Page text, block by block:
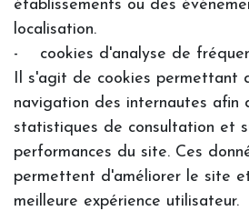
établissements ou des
localisation.
- cookies d'analyse de
Il s'agit de cookies permettant
navigation des internautes afin
statistiques de consultation et
performances du site. Ces
permettent d'améliorer le site
meilleure expérience utilisateur.